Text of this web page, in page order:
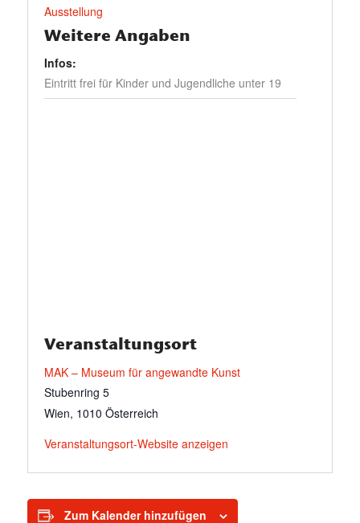
Ausstellung
Weitere Angaben
Infos:
Eintritt frei für Kinder und Jugendliche unter 19
Veranstaltungsort
MAK – Museum für angewandte Kunst
Stubenring 5
Wien, 1010 Österreich
Veranstaltungsort-Website anzeigen
Zum Kalender hinzufügen